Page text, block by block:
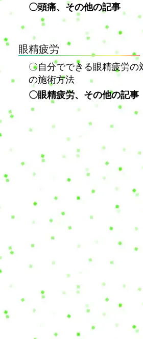
〇頭痛、その他の記事
眼精疲労
〇自分でできる眼精疲労の
の施術方法
〇眼精疲労、その他の記事